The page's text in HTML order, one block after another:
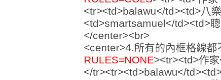
<tr><td>balawu</td><td>八
<td>smartsamuel</td><td>
</center><br>
<center>4.所有的內框格線都
RULES=NONE><tr><td>作
</tr><tr><td>balawu</